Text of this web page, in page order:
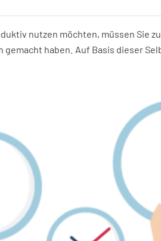
nutzen möchten, müssen Sie
gemacht haben. Auf Basis dieser